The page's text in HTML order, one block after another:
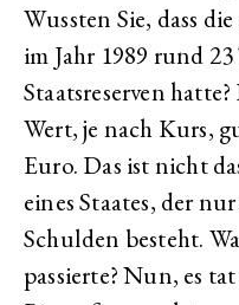
Wussten Sie, dass
im Jahr 1989 rund
Staatsreserven
Wert, je nach Kurs,
Euro. Das ist nicht
eines Staates, der
Schulden besteht.
passierte? Nun, es